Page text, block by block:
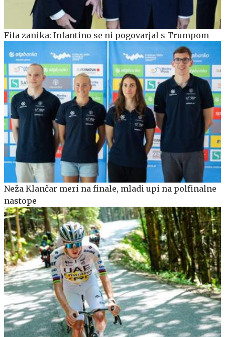
Fifa zanika: Infantino se ni pogovarjal s Trumpom
Neža Klančar meri na finale, mladi upi na polfinalne
nastope